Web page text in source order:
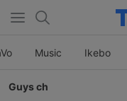
Music Ikebo
Guys ch